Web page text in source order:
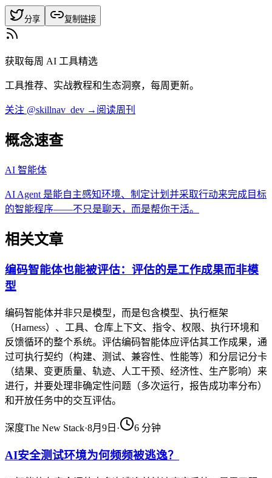
分享 复制链接
获取每周 AI 工具精选
工具推荐、实战教程和生态洞察，每周更新。
关注 @skillnav_dev → 阅读周刊
概念速查
AI 智能体
AI Agent 是能自主感知环境、制定计划并采取行动来完成目标
的智能程序——不只是聊天，而是帮你干活。
相关文章
编码智能体也能被评估：评估的是工作成果而非模
型
编码智能体并非只是模型，而是包含模型、执行框架
（Harness）、工具、仓库上下文、指令、权限、执行环境和
反馈循环的整个系统。评估编码智能体应评估其工作成果，通
过可执行契约（构建、测试、兼容性、性能等）和分层记分卡
（结果、变更质量、轨迹、人工干预、经济性、生产影响）来
进行，并要处理非确定性问题（多次运行，报告成功率分布）
和开放任务中的交互评估。
深度The New Stack·8月9日 · 6 分钟
AI安全测试环境为何频频被逃逸？